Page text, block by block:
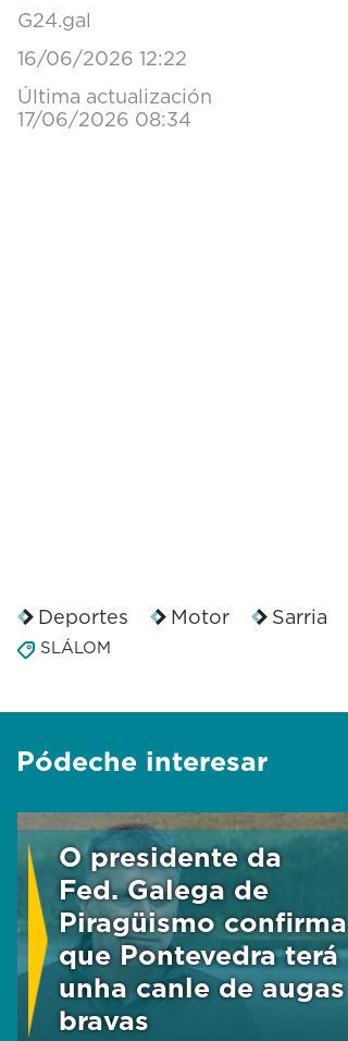
G24.gal
16/06/2026 12:22
Última actualización
17/06/2026 08:34
Deportes Motor Sarria
SLÁLOM
Pódeche interesar
O presidente da
Fed. Galega de
Piragüismo confirma
que Pontevedra terá
unha canle de augas
bravas